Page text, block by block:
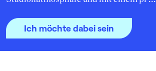
Ich möchte dabei sein